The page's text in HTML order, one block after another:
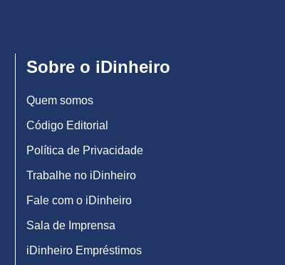
Sobre o iDinheiro
Quem somos
Código Editorial
Política de Privacidade
Trabalhe no iDinheiro
Fale com o iDinheiro
Sala de Imprensa
iDinheiro Empréstimos